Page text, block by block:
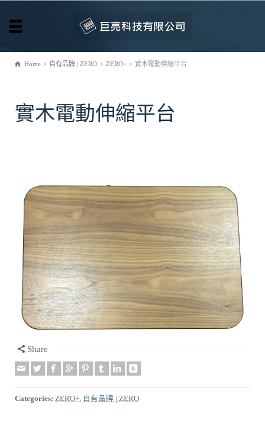
Home 自有品牌 | ZERO ZERO+ 實木電動伸縮平台
實木電動伸縮平台
Share
Categories: ZERO+, 自有品牌 | ZERO